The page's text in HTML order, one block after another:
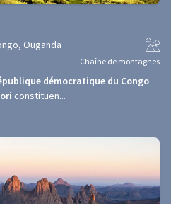
Ouganda
Chaîne de montagnes
démocratique du Congo
constituen...